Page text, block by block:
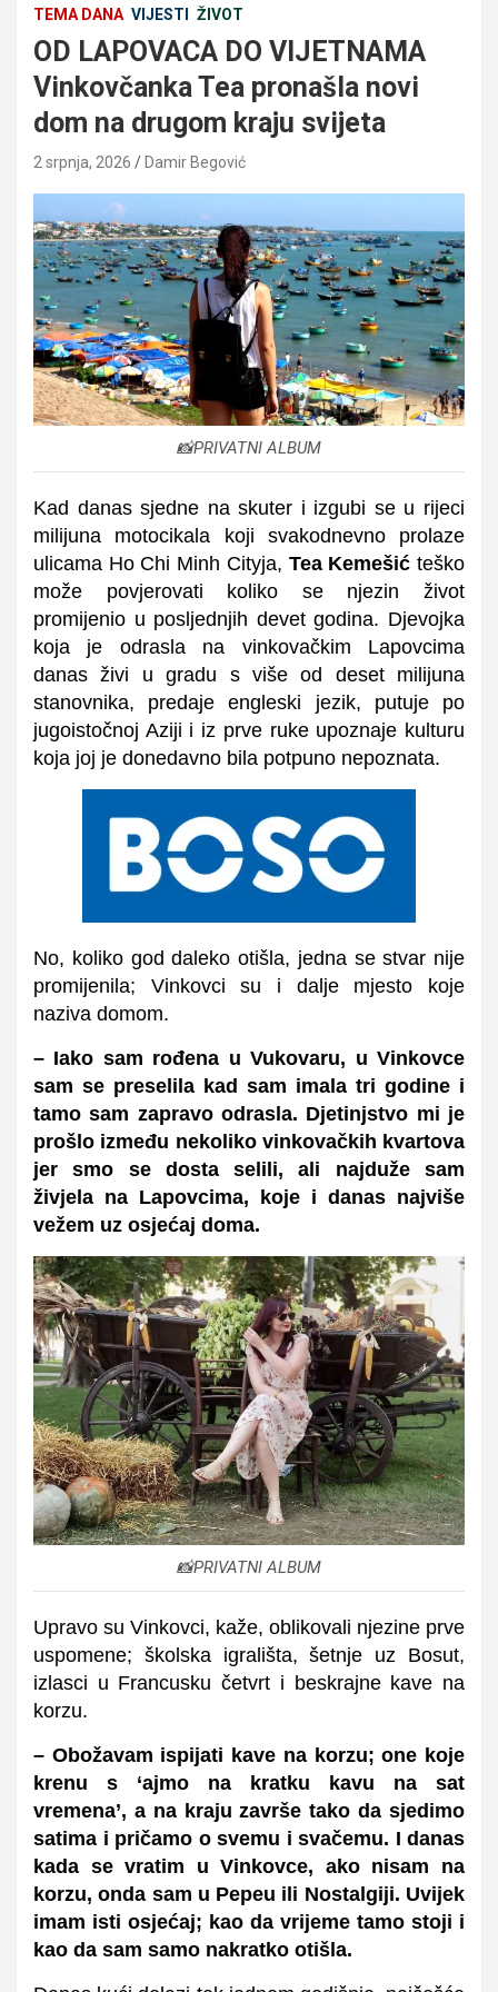
TEMA DANA VIJESTI ŽIVOT
OD LAPOVACA DO VIJETNAMA
Vinkovčanka Tea pronašla novi
dom na drugom kraju svijeta
2 srpnja, 2026 Damir Begović
📸PRIVATNI ALBUM
Kad danas sjedne na skuter i izgubi se u rijeci
milijuna motocikala koji svakodnevno prolaze
ulicama Ho Chi Minh Cityja, Tea Kemešić teško
može povjerovati koliko se njezin život
promijenio u posljednjih devet godina. Djevojka
koja je odrasla na vinkovačkim Lapovcima
danas živi u gradu s više od deset milijuna
stanovnika, predaje engleski jezik, putuje po
jugoistočnoj Aziji i iz prve ruke upoznaje kulturu
koja joj je donedavno bila potpuno nepoznata.
No, koliko god daleko otišla, jedna se stvar nije
promijenila; Vinkovci su i dalje mjesto koje
naziva domom.
– Iako sam rođena u Vukovaru, u Vinkovce
sam se preselila kad sam imala tri godine i
tamo sam zapravo odrasla. Djetinjstvo mi je
prošlo između nekoliko vinkovačkih kvartova
jer smo se dosta selili, ali najduže sam
živjela na Lapovcima, koje i danas najviše
vežem uz osjećaj doma.
📸PRIVATNI ALBUM
Upravo su Vinkovci, kaže, oblikovali njezine prve
uspomene; školska igrališta, šetnje uz Bosut,
izlasci u Francusku četvrt i beskrajne kave na
korzu.
– Obožavam ispijati kave na korzu; one koje
krenu s ‘ajmo na kratku kavu na sat
vremena’, a na kraju završe tako da sjedimo
satima i pričamo o svemu i svačemu. I danas
kada se vratim u Vinkovce, ako nisam na
korzu, onda sam u Pepeu ili Nostalgiji. Uvijek
imam isti osjećaj; kao da vrijeme tamo stoji i
kao da sam samo nakratko otišla.